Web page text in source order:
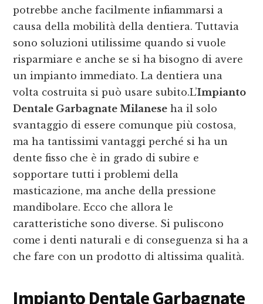
potrebbe anche facilmente infiammarsi a
causa della mobilità della dentiera. Tuttavia
sono soluzioni utilissime quando si vuole
risparmiare e anche se si ha bisogno di avere
un impianto immediato. La dentiera una
volta costruita si può usare subito.L’Impianto
Dentale Garbagnate Milanese ha il solo
svantaggio di essere comunque più costosa,
ma ha tantissimi vantaggi perché si ha un
dente fisso che è in grado di subire e
sopportare tutti i problemi della
masticazione, ma anche della pressione
mandibolare. Ecco che allora le
caratteristiche sono diverse. Si puliscono
come i denti naturali e di conseguenza si ha a
che fare con un prodotto di altissima qualità.
Impianto Dentale Garbagnate